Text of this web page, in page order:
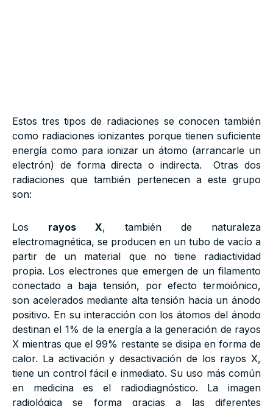
Estos tres tipos de radiaciones se conocen también
como radiaciones ionizantes porque tienen suficiente
energía como para ionizar un átomo (arrancarle un
electrón) de forma directa o indirecta. Otras dos
radiaciones que también pertenecen a este grupo
son:
Los rayos X, también de naturaleza
electromagnética, se producen en un tubo de vacío a
partir de un material que no tiene radiactividad
propia. Los electrones que emergen de un filamento
conectado a baja tensión, por efecto termoiónico,
son acelerados mediante alta tensión hacia un ánodo
positivo. En su interacción con los átomos del ánodo
destinan el 1% de la energía a la generación de rayos
X mientras que el 99% restante se disipa en forma de
calor. La activación y desactivación de los rayos X,
tiene un control fácil e inmediato. Su uso más común
en medicina es el radiodiagnóstico. La imagen
radiológica se forma gracias a las diferentes